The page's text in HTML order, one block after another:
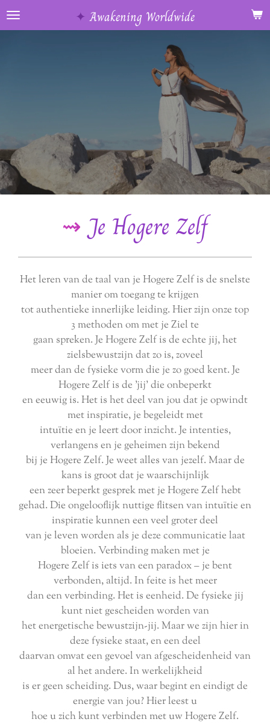
Ga
direct
✦ Awakening Worldwide
⇝ Je Hogere Zelf
Het leren van de taal van je Hogere Zelf is de snelste
manier om toegang te krijgen
tot authentieke innerlijke leiding. Hier zijn onze top
3 methoden om met je Ziel te
gaan spreken. Je Hogere Zelf is de echte jij, het
zielsbewustzijn dat zo is, zoveel
meer dan de fysieke vorm die je zo goed kent. Je
Hogere Zelf is de 'jij' die onbeperkt
en eeuwig is. Het is het deel van jou dat je opwindt
met inspiratie, je begeleidt met
intuïtie en je leert door inzicht. Je intenties,
verlangens en je geheimen zijn bekend
bij je Hogere Zelf. Je weet alles van jezelf. Maar de
kans is groot dat je waarschijnlijk
een zeer beperkt gesprek met je Hogere Zelf hebt
gehad. Die ongelooflijk nuttige flitsen van intuïtie en
inspiratie kunnen een veel groter deel
van je leven worden als je deze communicatie laat
bloeien. Verbinding maken met je
Hogere Zelf is iets van een paradox – je bent
verbonden, altijd. In feite is het meer
dan een verbinding. Het is eenheid. De fysieke jij
kunt niet gescheiden worden van
het energetische bewustzijn-jij. Maar we zijn hier in
deze fysieke staat, en een deel
daarvan omvat een gevoel van afgescheidenheid van
al het andere. In werkelijkheid
is er geen scheiding. Dus, waar begint en eindigt de
energie van jou? Hier leest u
hoe u zich kunt verbinden met uw Hogere Zelf.